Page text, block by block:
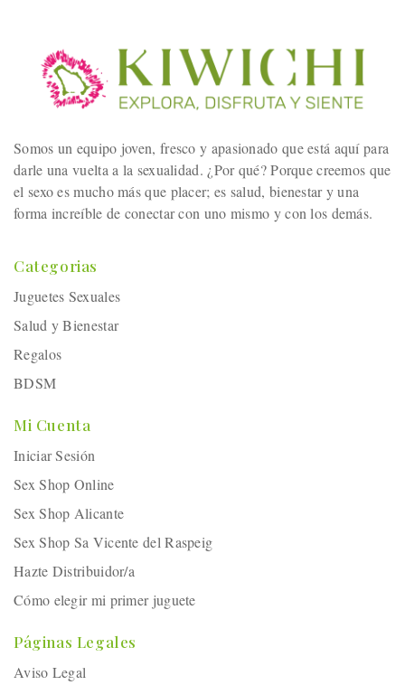
Somos un equipo joven, fresco y apasionado que está aquí para
darle una vuelta a la sexualidad. ¿Por qué? Porque creemos que
el sexo es mucho más que placer; es salud, bienestar y una
forma increíble de conectar con uno mismo y con los demás.
Categorias
Juguetes Sexuales
Salud y Bienestar
Regalos
BDSM
Mi Cuenta
Iniciar Sesión
Sex Shop Online
Sex Shop Alicante
Sex Shop Sa Vicente del Raspeig
Hazte Distribuidor/a
Cómo elegir mi primer juguete
Páginas Legales
Aviso Legal